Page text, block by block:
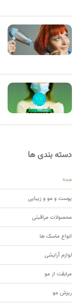
دسته بندی ها
همه
پوست و مو و زیبایی
محصولات مراقبتی
انواع ماسک ها
لوازم آرایشی
مرابقت از مو
ریزش مو